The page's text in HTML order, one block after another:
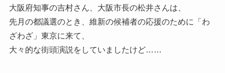
大阪府知事の吉村さん、大阪市長の松井さんは、
先月の都議選のとき、維新の候補者の応援のために「わ
ざわざ」東京に来て、
大々的な街頭演説をしていましたけど……